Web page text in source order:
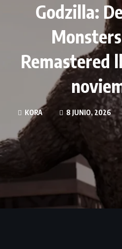
Godzilla:
Remastered
KORA 8 JUNIO, 2026